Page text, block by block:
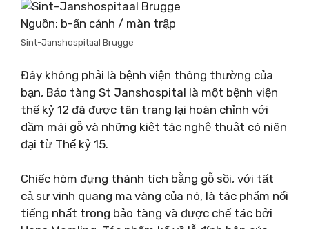
Nguồn: b-ẩn cảnh / màn trập
Sint-Janshospitaal Brugge
Đây không phải là bệnh viện thông thường của
bạn, Bảo tàng St Janshospital là một bệnh viện
thế kỷ 12 đã được tân trang lại hoàn chỉnh với
dầm mái gỗ và những kiệt tác nghệ thuật có niên
đại từ Thế kỷ 15.
Chiếc hòm đựng thánh tích bằng gỗ sồi, với tất
cả sự vinh quang mạ vàng của nó, là tác phẩm nổi
tiếng nhất trong bảo tàng và được chế tác bởi